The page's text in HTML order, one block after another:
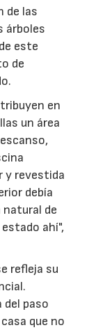
de las
árboles
este
de
en
un área
y revestida
debía
de
ahí",
refleja su
del paso
que no